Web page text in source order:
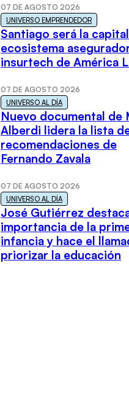
07 DE AGOSTO 2026
UNIVERSO EMPRENDEDOR
Santiago será la
ecosistema
insurtech de América
07 DE AGOSTO 2026
UNIVERSO AL DÍA
Nuevo documental de
Alberdi lidera la lista
recomendaciones de
Fernando Zavala
07 DE AGOSTO 2026
UNIVERSO AL DÍA
José Gutiérrez
importancia de la
infancia y hace el
priorizar la educación